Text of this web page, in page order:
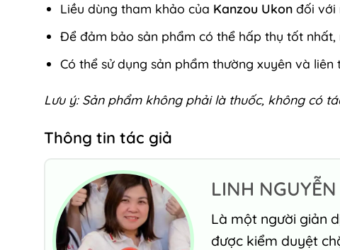
Liều dùng tham khảo của Kanzou Ukon đối với
Để đảm bảo sản phẩm có thể hấp thụ tốt
Có thể sử dụng sản phẩm thường xuyên và
Lưu ý: Sản phẩm không phải là thuốc, không có
Thông tin tác giả
LINH NGUYỄN
Là một người giản
được kiểm duyệt